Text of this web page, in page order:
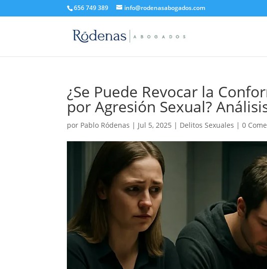
656 749 389 info@rodenasabogados.com
¿Se Puede Revocar la
por Agresión Sexual?
por Pablo Ródenas | Jul 5, 2025 | Delitos Sexuales |0